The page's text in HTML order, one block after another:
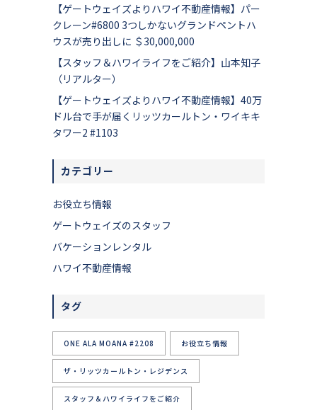
【ゲートウェイズよりハワイ不動産情報】パー
クレーン#6800 3つしかないグランドペントハ
ウスが売り出しに ＄30,000,000
【スタッフ＆ハワイライフをご紹介】山本知子
（リアルター）
【ゲートウェイズよりハワイ不動産情報】40万
ドル台で手が届くリッツカールトン・ワイキキ
タワー2 #1103
カテゴリー
お役立ち情報
ゲートウェイズのスタッフ
バケーションレンタル
ハワイ不動産情報
タグ
ONE ALA MOANA #2208 お役立ち情報
ザ・リッツカールトン・レジデンス
スタッフ＆ハワイライフをご紹介